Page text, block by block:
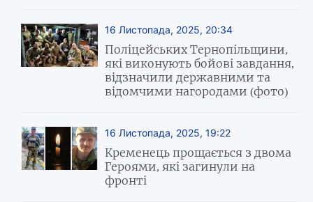
16 Листопада, 2025, 20:34
Поліцейських Тернопільщини,
які виконують бойові завдання,
відзначили державними та
відомчими нагородами (фото)
16 Листопада, 2025, 19:22
Кременець прощається з двома
Героями, які загинули на
фронті